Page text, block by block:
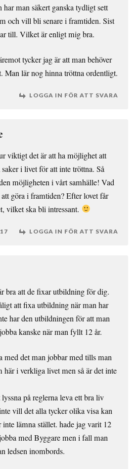
har man säkert ganska tydligt sett
och vill bli senare i framtiden. Sist
till. Vilket är enligt mig bra.
tycker jag är att man behöver
Man lär nog hinna tröttna ordentligt.
LOGGA IN FÖR ATT SVARA
viktigt det är att ha möjlighet att
i livet för att inte tröttna. Så
möjligheten i vårt samhälle! Vad
göra i framtiden? Efter lovet får
vilket ska bli intressant.
LOGGA IN FÖR ATT SVARA
bra att de fixar utbildning för dig.
att fixa utbildning när man har
har den utbildningen för att man
kanske när man fyllt 12 år.
med det man jobbar med tills man
här i verkliga livet men så är det inte
på reglerna leva ett bra liv
vill det alla tycker olika visa kan
lämna stället. hade jag varit 12
med Byggare men i fall man
ledsen inombords.